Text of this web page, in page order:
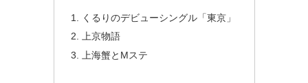
くるりのデビューシングル「東京」
上京物語
上海蟹とMステ